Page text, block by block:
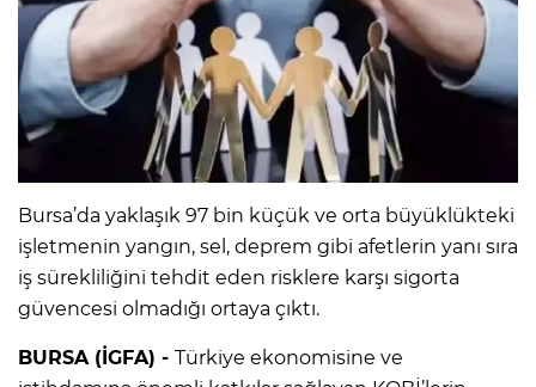
Bursa’da yaklaşık 97 bin küçük ve orta büyüklükteki
işletmenin yangın, sel, deprem gibi afetlerin yanı sıra
iş sürekliliğini tehdit eden risklere karşı sigorta
güvencesi olmadığı ortaya çıktı.
BURSA (İGFA) - Türkiye ekonomisine ve